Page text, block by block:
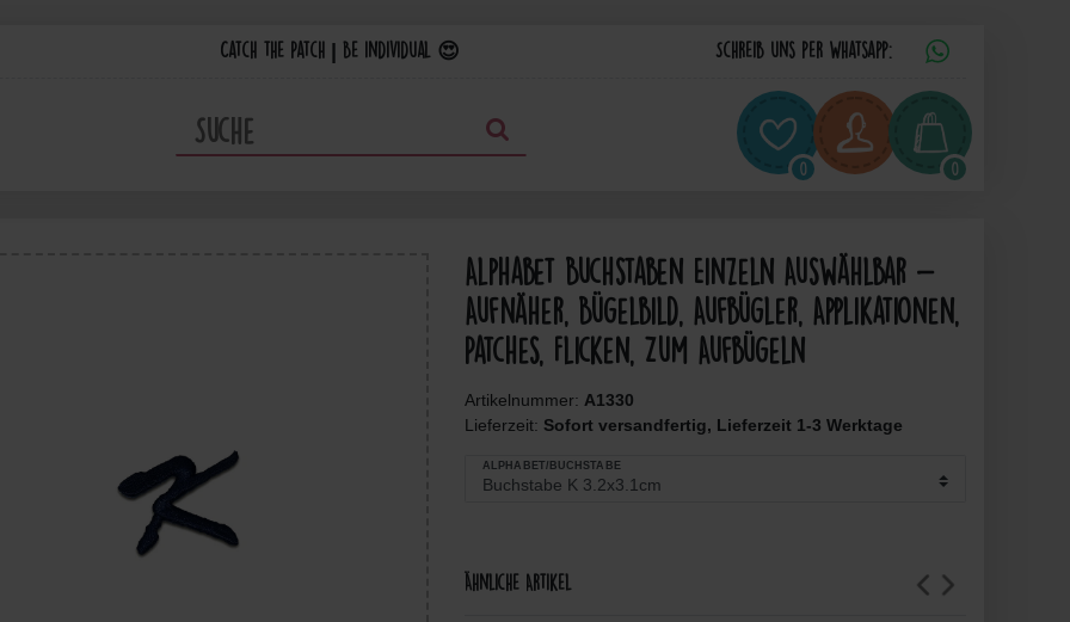
Catch the Patch | Be individual 😍 Schreib uns per Whatsapp:
0 0
Alphabet Buchstaben Einzeln Auswählbar -
Aufnäher, Bügelbild, Aufbügler, Applikationen,
Patches, Flicken, Zum Aufbügeln
Artikelnummer: A1330
Lieferzeit: Sofort versandfertig, Lieferzeit 1-3 Werktage
ALPHABET/BUCHSTABE
Ähnliche Artikel